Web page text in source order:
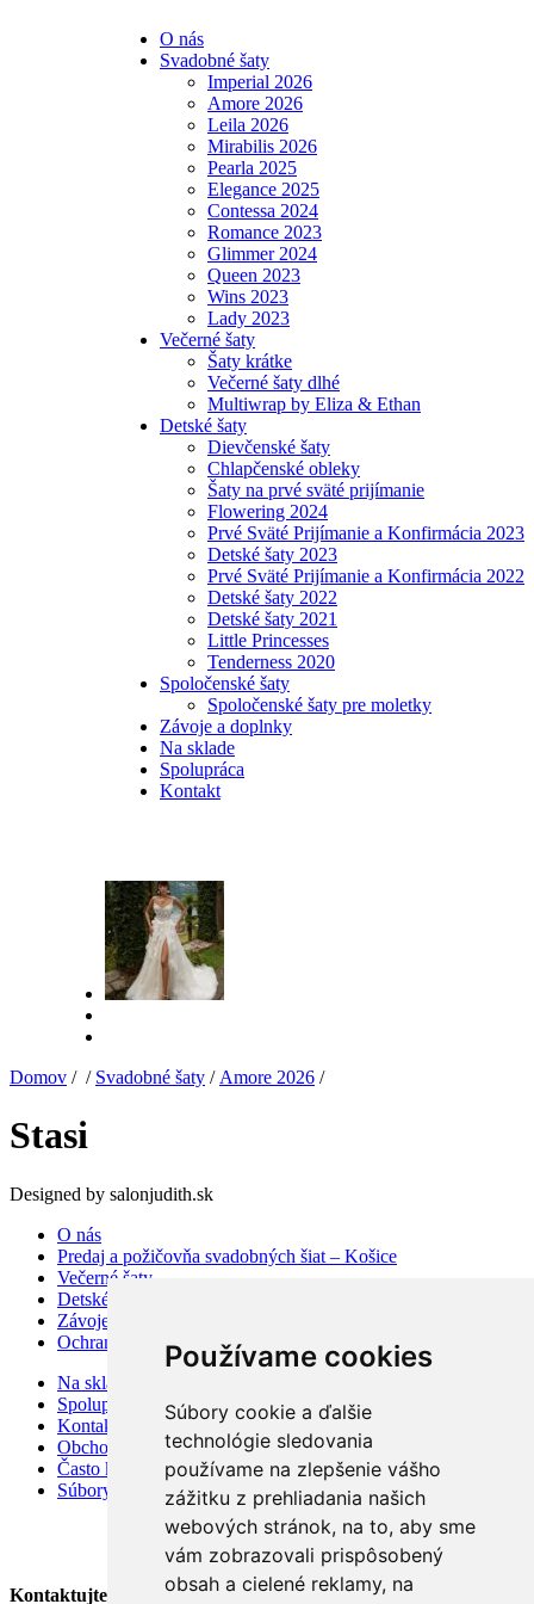
Používame cookies
Súbory cookie a ďalšie
technológie sledovania
používame na zlepšenie vášho
zážitku z prehliadania našich
webových stránok, na to, aby sme
vám zobrazovali prispôsobený
obsah a cielené reklamy, na
O nás
Svadobné šaty
Imperial 2026
Amore 2026
Leila 2026
Mirabilis 2026
Pearla 2025
Elegance 2025
Contessa 2024
Romance 2023
Glimmer 2024
Queen 2023
Wins 2023
Lady 2023
Večerné šaty
Šaty krátke
Večerné šaty dlhé
Multiwrap by Eliza & Ethan
Detské šaty
Dievčenské šaty
Chlapčenské obleky
Šaty na prvé sväté prijímanie
Flowering 2024
Prvé Sväté Prijímanie a Konfirmácia 2023
Detské šaty 2023
Prvé Sväté Prijímanie a Konfirmácia 2022
Detské šaty 2022
Detské šaty 2021
Little Princesses
Tenderness 2020
Spoločenské šaty
Spoločenské šaty pre moletky
Závoje a doplnky
Na sklade
Spolupráca
Kontakt
Domov / / Svadobné šaty / Amore 2026 /
Stasi
Designed by salonjudith.sk
O nás
Predaj a požičovňa svadobných šiat – Košice
Večerné šaty
Detské šaty
Závoje a doplnky
Ochrana osobných údajov
Na sklade
Spolupráca
Kontakt
Obchodné podmienky
Často kladené otázky
Súbory cookies
Kontaktujte Nás